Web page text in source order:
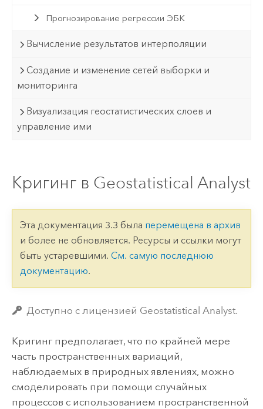
Прогнозирование регрессии ЭБК
Вычисление результатов интерполяции
Создание и изменение сетей выборки и
мониторинга
Визуализация геостатистических слоев и
управление ими
Кригинг в Geostatistical Analyst
Эта документация 3.3 была перемещена в архив
и более не обновляется. Ресурсы и ссылки могут
быть устаревшими. См. самую последнюю
документацию.
Доступно с лицензией Geostatistical Analyst.
Кригинг предполагает, что по крайней мере
часть пространственных вариаций,
наблюдаемых в природных явлениях, можно
смоделировать при помощи случайных
процессов с использованием пространственной